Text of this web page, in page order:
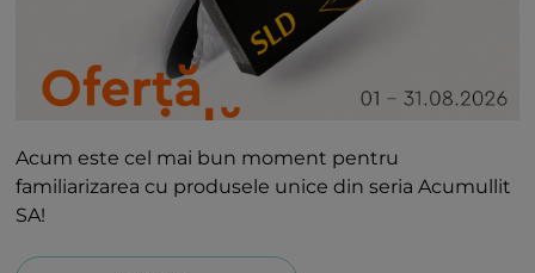
Acum este cel mai bun moment pentru
familiarizarea cu produsele unice din seria Acumullit
SA!